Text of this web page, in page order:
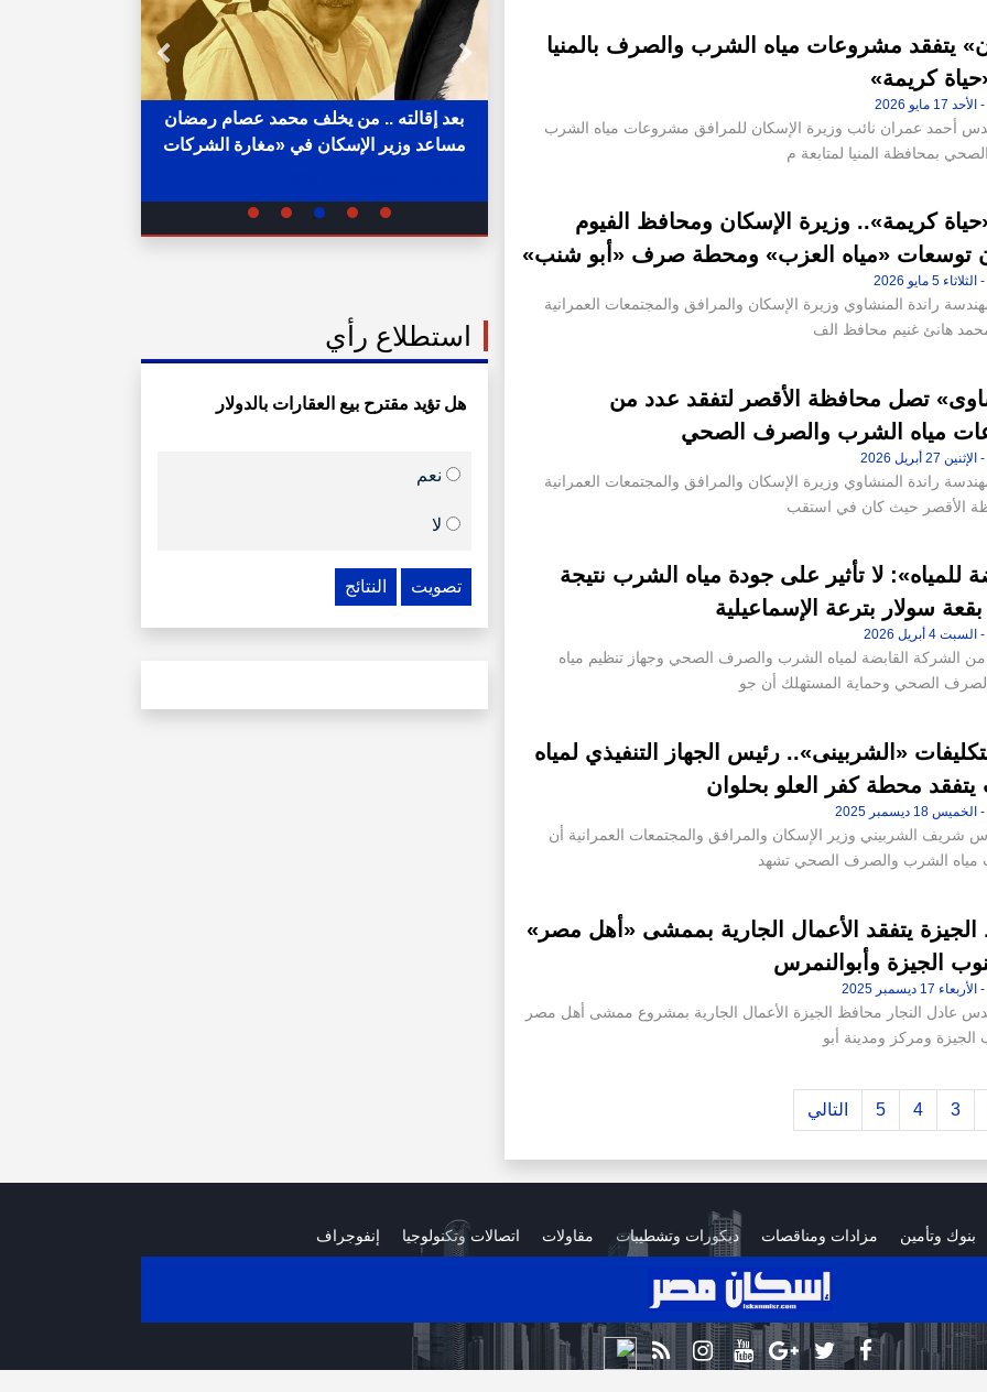
يتفقد مشروعات مياه الشرب والصرف بالمنيا
كريمة»
أحمد عمران نائب وزيرة الإسكان للمرافق مشروعات مياه الشرب
بمحافظة المنيا لمتابعة م
كريمة».. وزيرة الإسكان ومحافظ الفيوم
توسعات «مياه العزب» ومحطة صرف «أبو شنب»
راندة المنشاوي وزيرة الإسكان والمرافق والمجتمعات العمرانية
محمد هانئ غنيم محافظ الف
تصل محافظة الأقصر لتفقد عدد من
مياه الشرب والصرف الصحي
راندة المنشاوي وزيرة الإسكان والمرافق والمجتمعات العمرانية
الأقصر حيث كان في استقب
للمياه»: لا تأثير على جودة مياه الشرب نتيجة
سولار بترعة الإسماعيلية
الشركة القابضة لمياه الشرب والصرف الصحي وجهاز تنظيم مياه
الصحي وحماية المستهلك أن جو
«الشربينى».. رئيس الجهاز التنفيذي لمياه
يتفقد محطة كفر العلو بحلوان
شريف الشربيني وزير الإسكان والمرافق والمجتمعات العمرانية أن
الشرب والصرف الصحي تشهد
يتفقد الأعمال الجارية بممشى «أهل مصر»
الجيزة وأبوالنمرس
عادل النجار محافظ الجيزة الأعمال الجارية بمشروع ممشى أهل مصر
ومركز ومدينة أبو
3
4
5 التالي
عن 42 فدانا من أرض جاردن
«ملاذ
«عاصم الجزار» و«محمد عصام» خارج
التشكيل الجديد لمجلس إدارة شركة سيتي إيدج
بعد إقالته .. من يخلف محمد عصام رمضان
مساعد وزير الإسكان في «مغارة الشركات
استطلاع رأي
هل تؤيد مقترح بيع العقارات بالدولار
نعم
لا
تصويت النتائج
بنوك وتأمين مزادات ومناقصات ديكورات وتشطيبات مقاولات اتصالات وتكنولوجيا إنفوجراف